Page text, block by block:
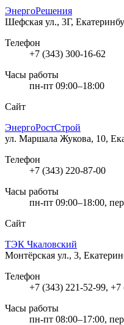
ЭнергоРешения
Шефская ул., 3Г,
Телефон
+7 (343) 300-16-62
Часы работы
пн-пт 09:00–18:00
Сайт
ЭнергоРостСтрой
ул. Маршала Жукова, 10,
Телефон
+7 (343) 220-87-00
Часы работы
пн-пт 09:00–18:00,
Сайт
ТЭК Чкаловский
Монтёрская ул., 3,
Телефон
+7 (343) 221-52-99, +7
Часы работы
пн-пт 08:00–17:00,